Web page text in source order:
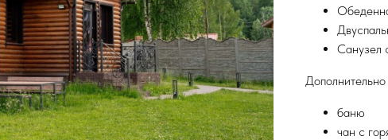
Санузел
баню
чан с